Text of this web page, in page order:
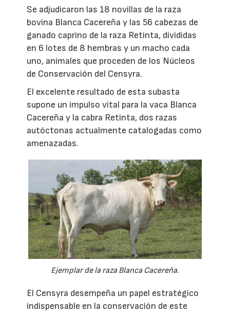
Se adjudicaron las 18 novillas de la raza
bovina Blanca Cacereña y las 56 cabezas de
ganado caprino de la raza Retinta, divididas
en 6 lotes de 8 hembras y un macho cada
uno, animales que proceden de los Núcleos
de Conservación del Censyra.
El excelente resultado de esta subasta
supone un impulso vital para la vaca Blanca
Cacereña y la cabra Retinta, dos razas
autóctonas actualmente catalogadas como
amenazadas.
Ejemplar de la raza Blanca Cacereña.
El Censyra desempeña un papel estratégico
indispensable en la conservación de este